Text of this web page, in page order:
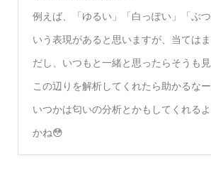
例えば、「ゆるい」「白っぽい」「ぶ
いう表現があると思いますが、当ては
だし、いつもと一緒と思ったらそうも見
この辺りを解析してくれたら助かるな
いつかは匂いの分析とかもしてくれる
かね😳